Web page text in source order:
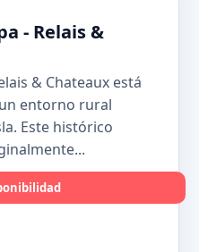
- Relais &
& Chateaux está
entorno rural
Este histórico